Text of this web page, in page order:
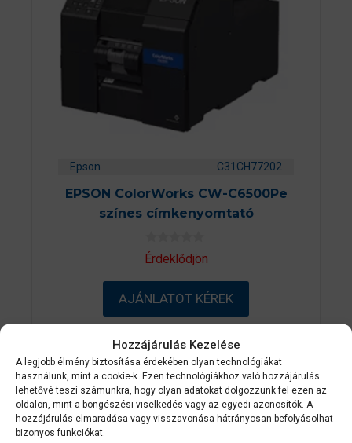
Hozzájárulás Kezelése
A legjobb élmény biztosítása érdekében olyan technológiákat
használunk, mint a cookie-k. Ezen technológiákhoz való hozzájárulás
lehetővé teszi számunkra, hogy olyan adatokat dolgozzunk fel ezen az
oldalon, mint a böngészési viselkedés vagy az egyedi azonosítók. A
hozzájárulás elmaradása vagy visszavonása hátrányosan befolyásolhat
bizonyos funkciókat.
Epson C31CH77202
EPSON ColorWorks CW-C6500Pe
színes címkenyomtató
0
a
-
ő
Érdeklődjön
AJÁNLATOT KÉREK
2-3 NAPON
BELÜL